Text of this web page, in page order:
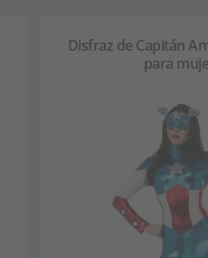
Disfraz de Capitán
para